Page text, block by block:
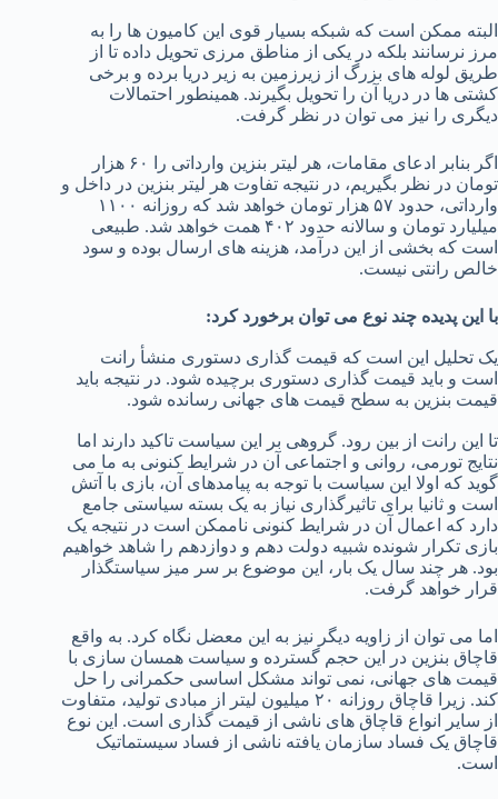
البته ممکن است که شبکه بسیار قوی این کامیون ها را به
مرز نرسانند بلکه در یکی از مناطق مرزی تحویل داده تا از
طریق لوله های بزرگ از زیرزمین به زیر دریا برده و برخی
کشتی ها در دریا آن را تحویل بگیرند. همینطور احتمالات
دیگری را نیز می توان در نظر گرفت.
اگر بنابر ادعای مقامات، هر لیتر بنزین وارداتی را ۶۰ هزار
تومان در نظر بگیریم، در نتیجه تفاوت هر لیتر بنزین در داخل و
وارداتی، حدود ۵۷ هزار تومان خواهد شد که روزانه ۱۱۰۰
میلیارد تومان و سالانه حدود ۴۰۲ همت خواهد شد. طبیعی
است که بخشی از این درآمد، هزینه های ارسال بوده و سود
خالص رانتی نیست.
با این پدیده چند نوع می توان برخورد کرد:
یک تحلیل این است که قیمت گذاری دستوری منشأ رانت
است و باید قیمت گذاری دستوری برچیده شود. در نتیجه باید
قیمت بنزین به سطح قیمت های جهانی رسانده شود.
تا این رانت از بین رود. گروهی بر این سیاست تاکید دارند اما
نتایج تورمی، روانی و اجتماعی آن در شرایط کنونی به ما می
گوید که اولا این سیاست با توجه به پیامدهای آن، بازی با آتش
است و ثانیا برای تاثیرگذاری نیاز به یک بسته سیاستی جامع
دارد که اعمال آن در شرایط کنونی ناممکن است در نتیجه یک
بازی تکرار شونده شبیه دولت دهم و دوازدهم را شاهد خواهیم
بود. هر چند سال یک بار، این موضوع بر سر میز سیاستگذار
قرار خواهد گرفت.
اما می توان از زاویه دیگر نیز به این معضل نگاه کرد. به واقع
قاچاق بنزین در این حجم گسترده و سیاست همسان سازی با
قیمت های جهانی، نمی تواند مشکل اساسی حکمرانی را حل
کند. زیرا قاچاق روزانه ۲۰ میلیون لیتر از مبادی تولید، متفاوت
از سایر انواع قاچاق های ناشی از قیمت گذاری است. این نوع
قاچاق یک فساد سازمان یافته ناشی از فساد سیستماتیک
است.